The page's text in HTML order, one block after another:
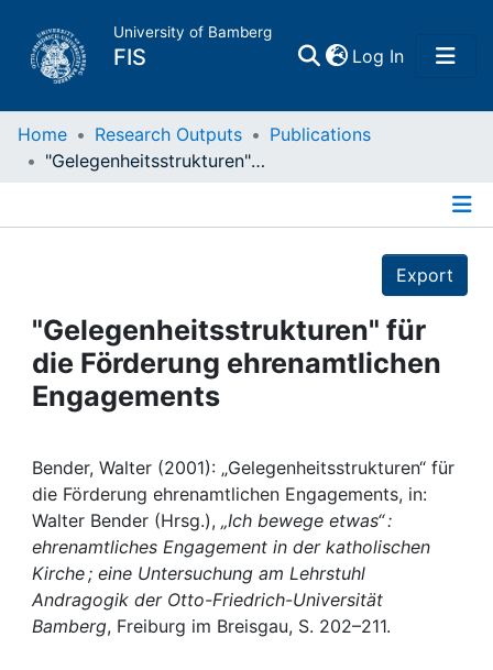
University of Bamberg
FIS Log In(current)
Home
Projects
People
Awards
My FIS
Help
Home Research Outputs
Publications
"Gelegenheitsstrukturen" für die Förderung ehrenamtlichen Engagements
Export
"Gelegenheitsstrukturen" für
die Förderung ehrenamtlichen
Engagements
Bender, Walter (2001): „Gelegenheitsstrukturen“ für
die Förderung ehrenamtlichen Engagements, in:
Walter Bender (Hrsg.), „Ich bewege etwas“ :
ehrenamtliches Engagement in der katholischen
Kirche ; eine Untersuchung am Lehrstuhl
Andragogik der Otto-Friedrich-Universität
Bamberg, Freiburg im Breisgau, S. 202–211.